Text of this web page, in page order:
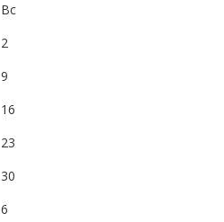
Вс
2
9
16
23
30
6